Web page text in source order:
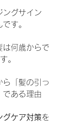
ングサイン
す。
は何歳からで
。
ら「髪の引っ
である理由
グケア対策を